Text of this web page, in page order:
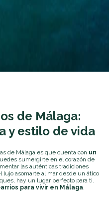
de Málaga:
y estilo de vida
de Málaga es que cuenta con un
sumergirte en el corazón de
las auténticas tradiciones
lujo asomarte al mar desde un ático
hay un lugar perfecto para ti.
para vivir en Málaga